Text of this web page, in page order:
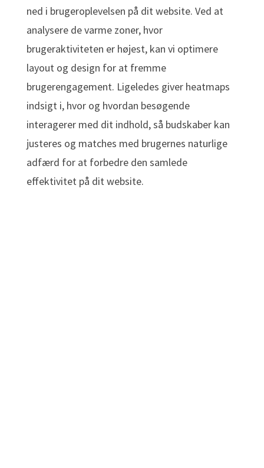
ned i brugeroplevelsen på dit website. Ved at
analysere de varme zoner, hvor
brugeraktiviteten er højest, kan vi optimere
layout og design for at fremme
brugerengagement. Ligeledes giver heatmaps
indsigt i, hvor og hvordan besøgende
interagerer med dit indhold, så budskaber kan
justeres og matches med brugernes naturlige
adfærd for at forbedre den samlede
effektivitet på dit website.